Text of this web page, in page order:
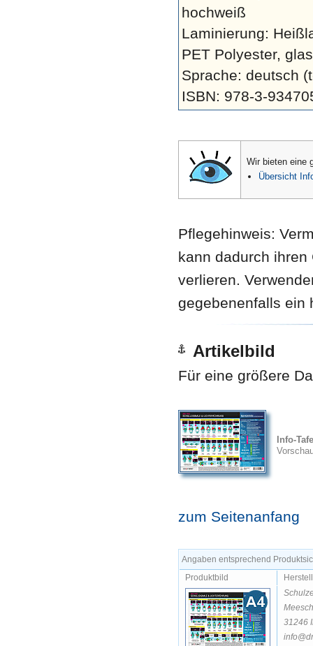
hochweiß
Laminierung:
PET Polyester,
Sprache: deutsch
ISBN: 978-3-
Wir bieten eine
Übersicht
Pflegehinweis:
kann dadurch
verlieren.
gegebenenfalls ein
Artikelbild
Für eine größere
Info-
zum Seitenanfang
Angaben entsprechend
Produktbild
31246